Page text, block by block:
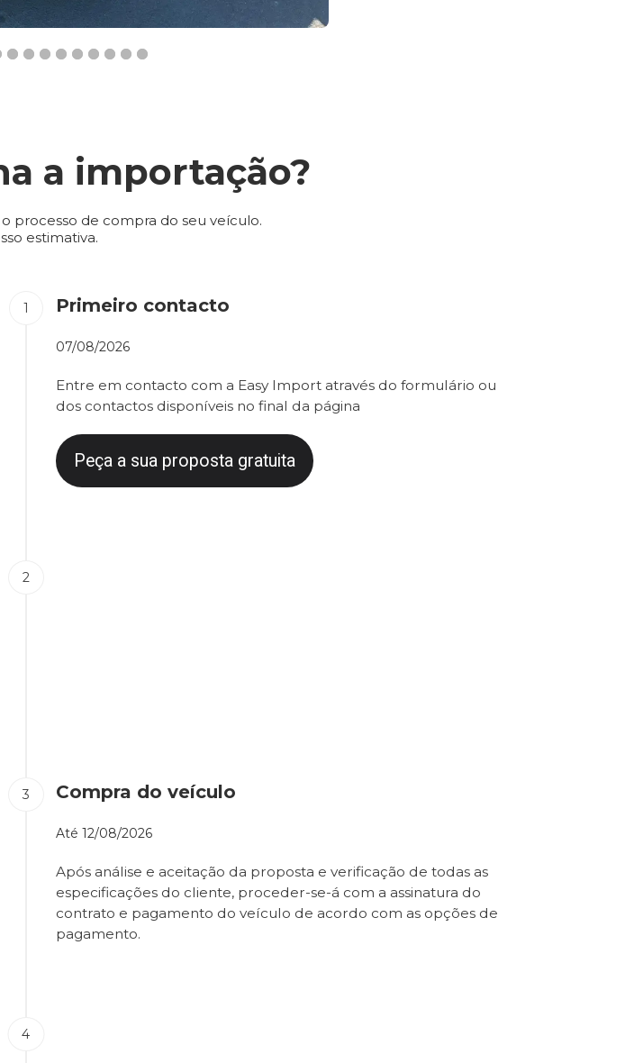
a importação?
processo de compra do seu veículo.
estimativa.
Primeiro contacto
07/08/2026
Entre em contacto com a Easy Import através do formulário ou
dos contactos disponíveis no final da página
Peça a sua proposta gratuita
Compra do veículo
Até 12/08/2026
Após análise e aceitação da proposta e verificação de todas as
especificações do cliente, proceder-se-á com a assinatura do
contrato e pagamento do veículo de acordo com as opções de
pagamento.